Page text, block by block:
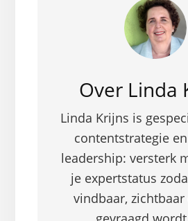
Over Linda
Linda Krijns is
contentstrategie
leadership: versterk
je expertstatus
vindbaar, zichtbaar